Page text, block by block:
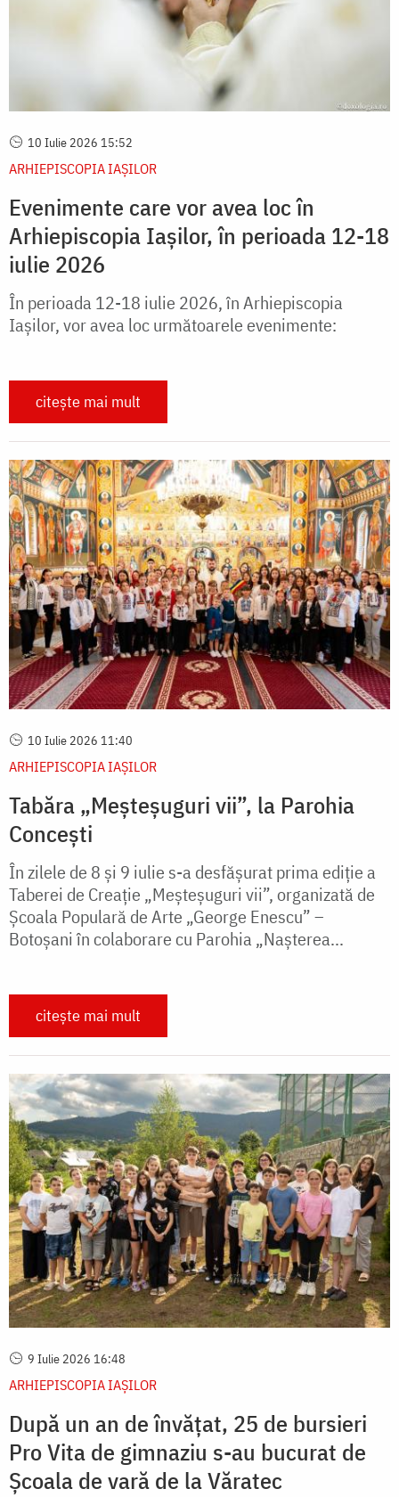
10 Iulie 2026 15:52
ARHIEPISCOPIA IAŞILOR
Evenimente care vor avea loc în
Arhiepiscopia Iaşilor, în perioada 12-18
iulie 2026
În perioada 12-18 iulie 2026, în Arhiepiscopia
Iașilor, vor avea loc următoarele evenimente:
citește mai mult
10 Iulie 2026 11:40
ARHIEPISCOPIA IAŞILOR
Tabăra „Meșteșuguri vii”, la Parohia
Concești
În zilele de 8 și 9 iulie s-a desfășurat prima ediție a
Taberei de Creație „Meșteșuguri vii”, organizată de
Școala Populară de Arte „George Enescu” –
Botoșani în colaborare cu Parohia „Nașterea...
citește mai mult
9 Iulie 2026 16:48
ARHIEPISCOPIA IAŞILOR
După un an de învățat, 25 de bursieri
Pro Vita de gimnaziu s-au bucurat de
Școala de vară de la Văratec